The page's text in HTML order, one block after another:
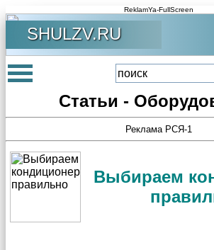
ReklamYa-FullScreen
SHULZV.RU
Статьи -
Реклама РСЯ-1
Выбираем